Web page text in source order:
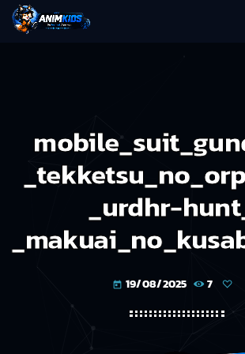
_urdhr-
today 19/08/2025 7